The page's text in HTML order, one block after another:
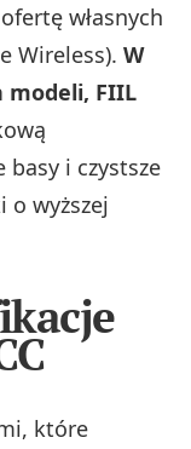
własnych
Wireless).W
modeli, FIIL
basy i czystsze
o wyższej
które